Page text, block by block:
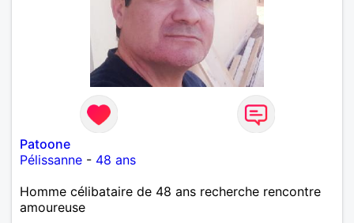
Patoone
Pélissanne - 48 ans
Homme célibataire de 48 ans recherche rencontre
amoureuse